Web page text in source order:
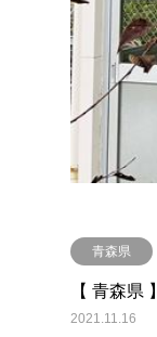
青森県
【 青森県
2021.11.16